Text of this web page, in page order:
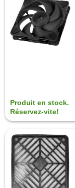
Produit en stock.
Réservez-vite!